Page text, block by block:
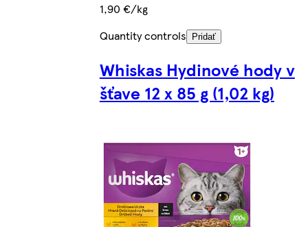
1,90 €/kg
Quantity controls
Pridať
Whiskas Hydinové hody v
šťave 12 x 85 g (1,02 kg)